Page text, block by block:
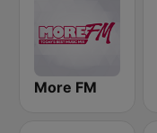
More FM